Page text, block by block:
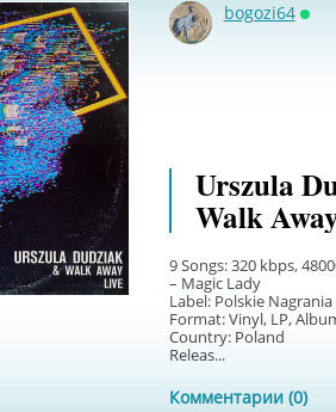
bogozi64
Urszula
Walk
9 Songs: 320 kbps,
– Magic Lady
Label: Polskie Nagrania
Format: Vinyl, LP,
Country: Poland
Releas...
Комментарии (0)